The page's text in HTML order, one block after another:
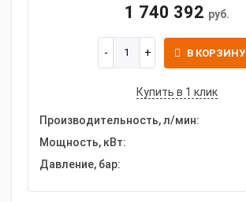
1 740 392 руб.
В КОРЗИНУ
Купить в 1 клик
Производительность, л/мин:
Мощность, кВт:
Давление, бар: